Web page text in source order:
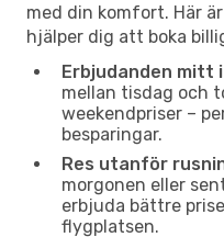
med din komfort. Här
hjälper dig att boka
Erbjudanden mitt
mellan tisdag och
weekendpriser –
besparingar.
Res utanför
morgonen eller
erbjuda bättre
flygplatsen.